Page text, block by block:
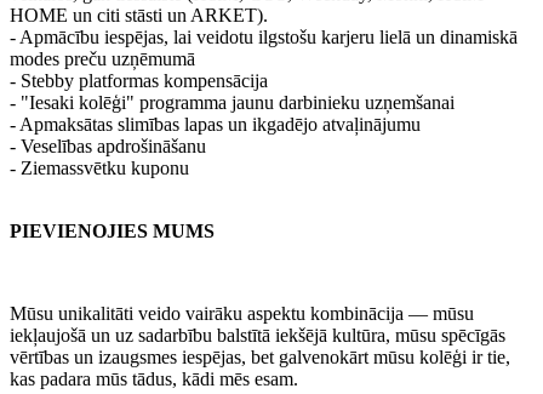
HOME un citi stāsti un ARKET).
- Apmācību iespējas, lai veidotu ilgstošu karjeru lielā un dinamiskā
modes preču uzņēmumā
- Stebby platformas kompensācija
- "Iesaki kolēģi" programma jaunu darbinieku uzņemšanai
- Apmaksātas slimības lapas un ikgadējo atvaļinājumu
- Veselības apdrošināšanu
- Ziemassvētku kuponu
PIEVIENOJIES MUMS
Mūsu unikalitāti veido vairāku aspektu kombinācija — mūsu
iekļaujošā un uz sadarbību balstītā iekšējā kultūra, mūsu spēcīgās
vērtības un izaugsmes iespējas, bet galvenokārt mūsu kolēģi ir tie,
kas padara mūs tādus, kādi mēs esam.